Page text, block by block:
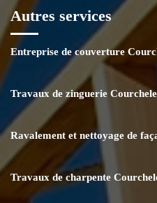
Autres services
Entreprise de couverture
Travaux de zinguerie
Ravalement et nettoyage de
Travaux de charpente